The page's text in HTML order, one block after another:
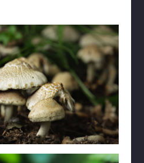
Hjálparfoss
Hraunfossar i
Barnafoss
Háifoss
Kirkjufell
Landmannalaugar